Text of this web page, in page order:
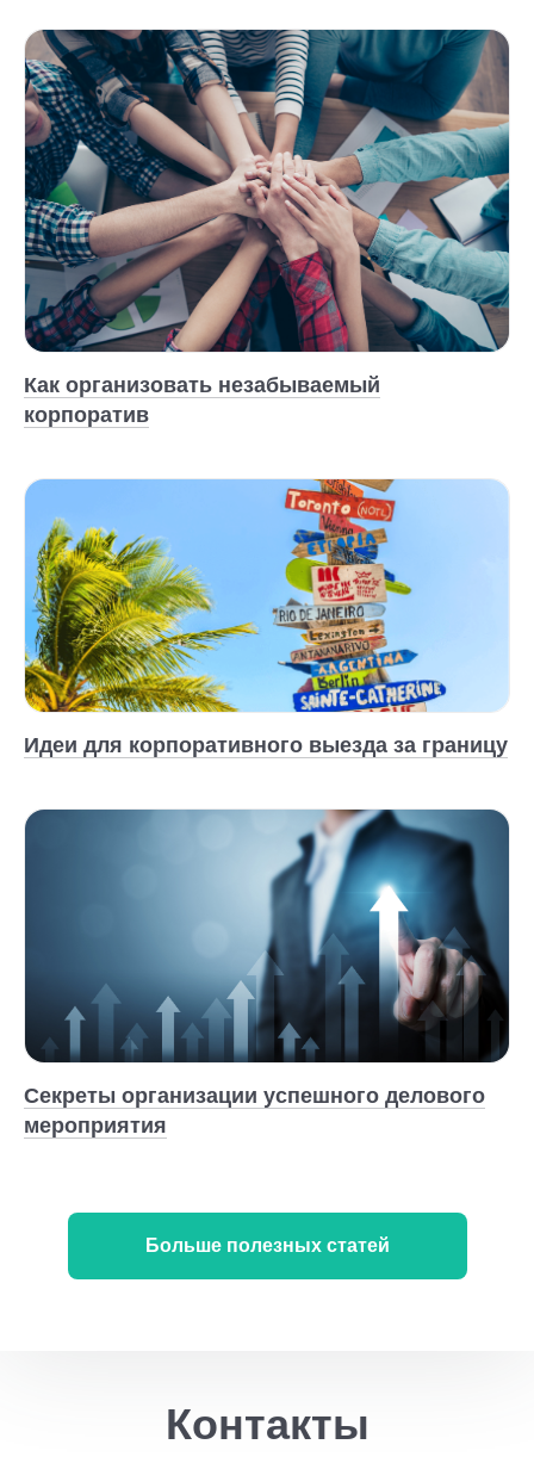
Как организовать незабываемый
корпоратив
Идеи для корпоративного выезда за границу
Секреты организации успешного делового
мероприятия
Больше полезных статей
Контакты